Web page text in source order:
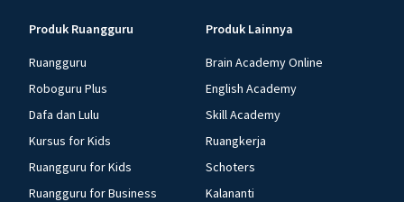
Produk Ruangguru
Ruangguru
Roboguru Plus
Dafa dan Lulu
Kursus for Kids
Ruangguru for Kids
Ruangguru for Business
Produk Lainnya
Brain Academy Online
English Academy
Skill Academy
Ruangkerja
Schoters
Kalananti